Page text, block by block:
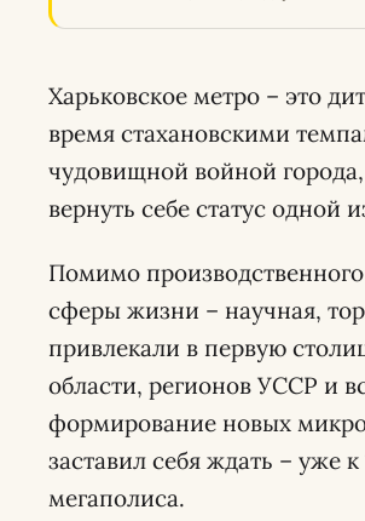
Харьковское метро – это
время стахановскими
чудовищной войной
вернуть себе статус
Помимо
сферы жизни – научная,
привлекали в первую
области, регионов УССР и
формирование новых
заставил себя ждать – уже
мегаполиса.